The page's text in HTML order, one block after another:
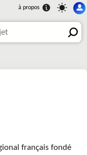
français fondé